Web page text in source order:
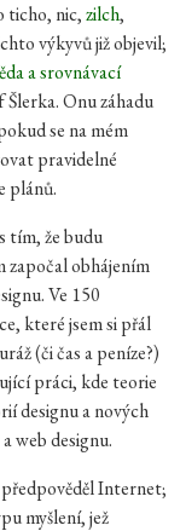
ticho, nic,zilch,
výkyvů již objevil;
a srovnávací
Onu záhadu
se na mém
pravidelné
plánů.
tím, že budu
započal obhájením
Ve 150
které jsem si přál
(či čas a peníze?)
práci, kde teorie
designu a nových
web designu.
Internet;
myšlení, jež